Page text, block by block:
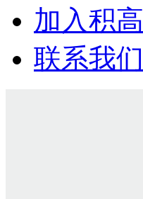
加入积高
联系我们